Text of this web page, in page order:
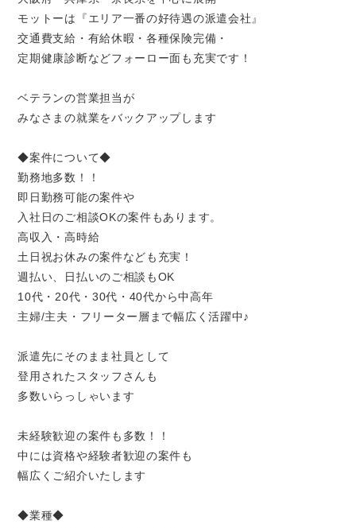
モットーは『エリア一番の好待遇の派遣会社』
交通費支給・有給休暇・各種保険完備・
定期健康診断などフォーロー面も充実です！
ベテランの営業担当が
みなさまの就業をバックアップします
◆案件について◆
勤務地多数！！
即日勤務可能の案件や
入社日のご相談OKの案件もあります。
高収入・高時給
土日祝お休みの案件なども充実！
週払い、日払いのご相談もOK
10代・20代・30代・40代から中高年
主婦/主夫・フリーター層まで幅広く活躍中♪
派遣先にそのまま社員として
登用されたスタッフさんも
多数いらっしゃいます
未経験歓迎の案件も多数！！
中には資格や経験者歓迎の案件も
幅広くご紹介いたします
◆業種◆